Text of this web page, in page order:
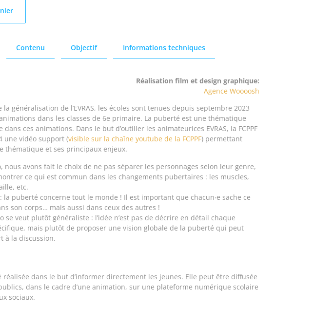
Contenu Objectif Informations techniques
Réalisation film et design graphique:
Agence Woooosh
la généralisation de l’EVRAS, les écoles sont tenues depuis septembre 2023
dans les classes de 6e primaire. La puberté est une thématique
dans ces animations. Dans le but d’outiller les animateurices EVRAS, la FCPPF
une vidéo support (visible sur la chaîne youtube de la FCPPF) permettant
thématique et ses principaux enjeux.
nous avons fait le choix de ne pas séparer les personnages selon leur genre,
ce qui est commun dans les changements pubertaires : les muscles,
etc.
la puberté concerne tout le monde ! Il est important que chacun‧e sache ce
son corps… mais aussi dans ceux des autres !
se veut plutôt généraliste : l’idée n’est pas de décrire en détail chaque
mais plutôt de proposer une vision globale de la puberté qui peut
à la discussion.
réalisée dans le but d’informer directement les jeunes. Elle peut être diffusée
, dans le cadre d’une animation, sur une plateforme numérique scolaire
sociaux.